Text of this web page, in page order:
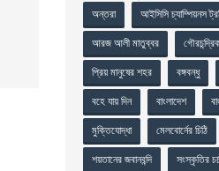
অন্তরা আইসিসি চ্যাম্পিয়নস
আরজ আলী মাতুব্বর
প্রিয় মানুষের শহর বঙ্গবন্ধু
বহে যায় দিন বাংলাদেশ
মুক্তিযোদ্ধা মেলবোর্নের চিঠি
শয়তানের জবানবন্দি সংস্কৃতির